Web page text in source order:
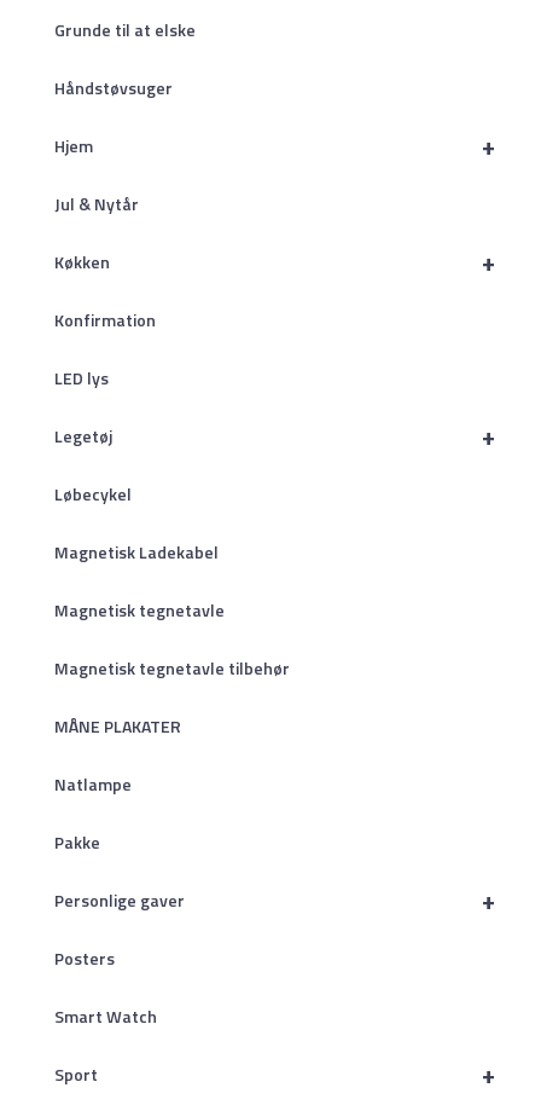
Grunde til at elske
Håndstøvsuger
+
Hjem
Jul & Nytår
+
Køkken
Konfirmation
LED lys
+
Legetøj
Løbecykel
Magnetisk Ladekabel
Magnetisk tegnetavle
Magnetisk tegnetavle tilbehør
MÅNE PLAKATER
Natlampe
Pakke
+
Personlige gaver
Posters
Smart Watch
+
Sport